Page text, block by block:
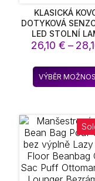
KLASICKÁ
DOTYKOVÁ
LED STOLNÍ
DOBÍJECÍ STOLNÍ
OKOLNÍ
BARVY
OKOLNÍ SVĚTLO
26,10€ –
VÝBĚR